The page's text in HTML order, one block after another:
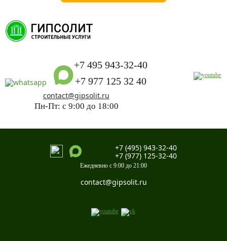
+7 495 943-32-40
+7 977 125 32 40
contact@gipsolit.ru
Пн-Пт: с 9:00 до 18:00
+7 (495) 943-32-40
+7 (977) 125-32-40
Ежедневно с 9:00 до 21:00
contact@gipsolit.ru